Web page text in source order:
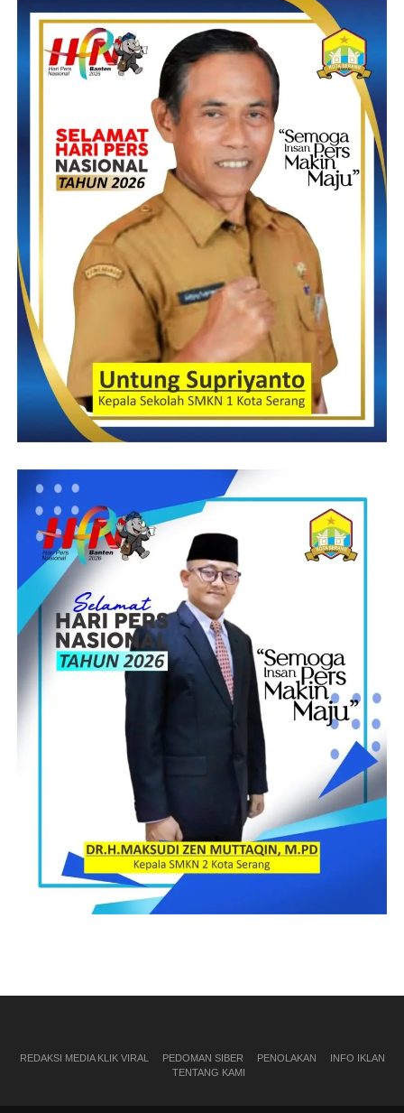
REDAKSI MEDIA KLIK VIRAL PEDOMAN SIBER PENOLAKAN
INFO IKLAN
TENTANG KAMI